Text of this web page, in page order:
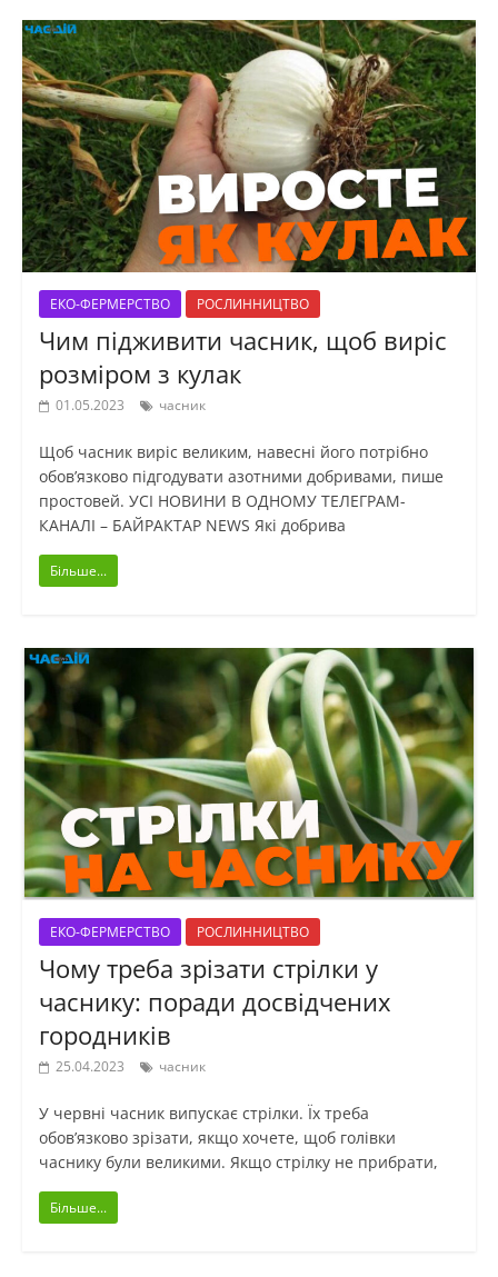
ЕКО-ФЕРМЕРСТВО РОСЛИННИЦТВО
Чим підживити часник, щоб виріс
розміром з кулак
01.05.2023 часник
Щоб часник виріс великим, навесні його потрібно
обов’язково підгодувати азотними добривами, пише
простовей. УСІ НОВИНИ В ОДНОМУ ТЕЛЕГРАМ-
КАНАЛІ – БАЙРАКТАР NEWS Які добрива
Більше...
ЕКО-ФЕРМЕРСТВО РОСЛИННИЦТВО
Чому треба зрізати стрілки у
часнику: поради досвідчених
городників
25.04.2023 часник
У червні часник випускає стрілки. Їх треба
обов’язково зрізати, якщо хочете, щоб голівки
часнику були великими. Якщо стрілку не прибрати,
Більше...